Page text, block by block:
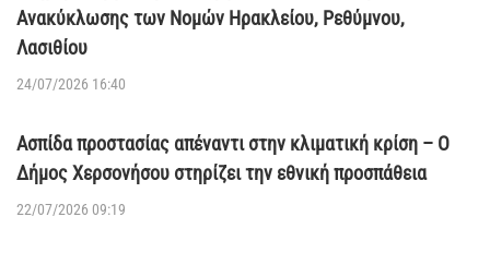
Ανακύκλωσης των Νομών Ηρακλείου, Ρεθύμνου,
Λασιθίου
24/07/2026 16:40
Ασπίδα προστασίας απέναντι στην κλιματική κρίση – Ο
Δήμος Χερσονήσου στηρίζει την εθνική προσπάθεια
22/07/2026 09:19